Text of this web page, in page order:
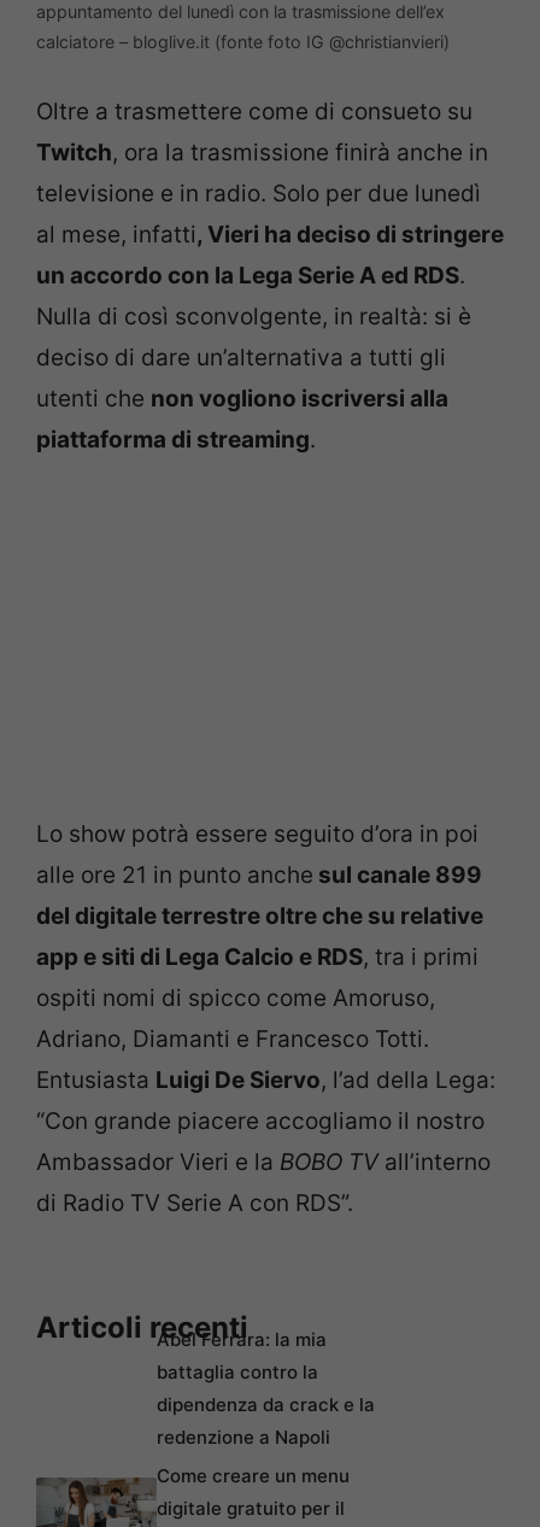
appuntamento del lunedì con la trasmissione dell’ex
calciatore – bloglive.it (fonte foto IG @christianvieri)
Oltre a trasmettere come di consueto su
Twitch, ora la trasmissione finirà anche in
televisione e in radio. Solo per due lunedì
al mese, infatti, Vieri ha deciso di stringere
un accordo con la Lega Serie A ed RDS.
Nulla di così sconvolgente, in realtà: si è
deciso di dare un’alternativa a tutti gli
utenti che non vogliono iscriversi alla
piattaforma di streaming.
Lo show potrà essere seguito d’ora in poi
alle ore 21 in punto anche sul canale 899
del digitale terrestre oltre che su relative
app e siti di Lega Calcio e RDS, tra i primi
ospiti nomi di spicco come Amoruso,
Adriano, Diamanti e Francesco Totti.
Entusiasta Luigi De Siervo, l’ad della Lega:
“Con grande piacere accogliamo il nostro
Ambassador Vieri e la BOBO TVall’interno
di Radio TV Serie A con RDS”.
Articoli recenti
Abel Ferrara: la mia
battaglia contro la
dipendenza da crack e la
redenzione a Napoli
Come creare un menu
digitale gratuito per il